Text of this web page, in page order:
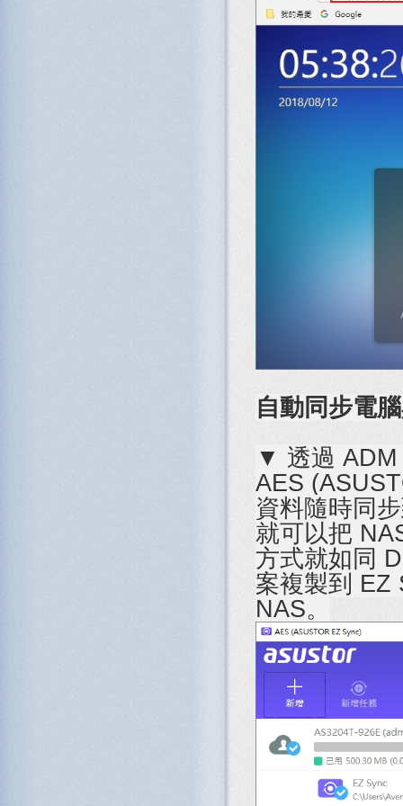
自動同步電
▼ 透過 ADM
AES
資料隨時同
就可以把
方式就如同
案複製到 EZ
NAS。